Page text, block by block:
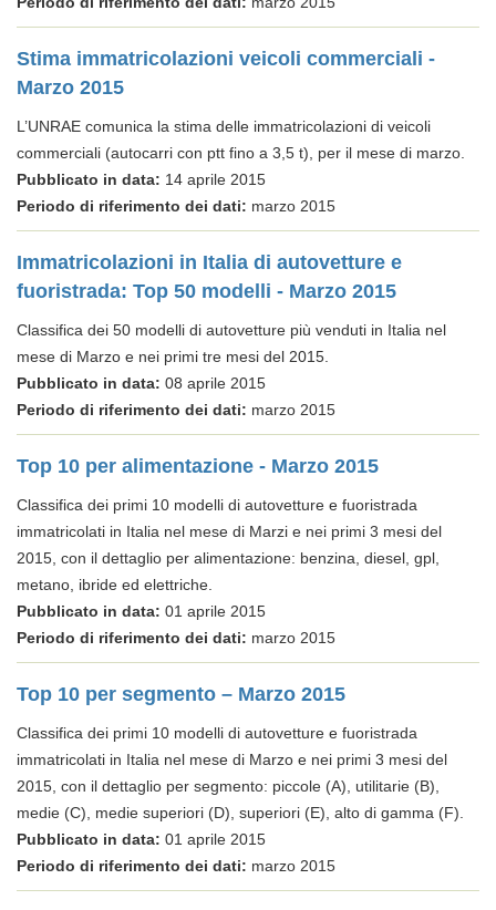
Stima immatricolazioni veicoli commerciali -
Marzo 2015
L’UNRAE comunica la stima delle immatricolazioni di veicoli
commerciali (autocarri con ptt fino a 3,5 t), per il mese di marzo.
Pubblicato in data: 14 aprile 2015
Periodo di riferimento dei dati: marzo 2015
Immatricolazioni in Italia di autovetture e
fuoristrada: Top 50 modelli - Marzo 2015
Classifica dei 50 modelli di autovetture più venduti in Italia nel
mese di Marzo e nei primi tre mesi del 2015.
Pubblicato in data: 08 aprile 2015
Periodo di riferimento dei dati: marzo 2015
Top 10 per alimentazione - Marzo 2015
Classifica dei primi 10 modelli di autovetture e fuoristrada
immatricolati in Italia nel mese di Marzi e nei primi 3 mesi del
2015, con il dettaglio per alimentazione: benzina, diesel, gpl,
metano, ibride ed elettriche.
Pubblicato in data: 01 aprile 2015
Periodo di riferimento dei dati: marzo 2015
Top 10 per segmento – Marzo 2015
Classifica dei primi 10 modelli di autovetture e fuoristrada
immatricolati in Italia nel mese di Marzo e nei primi 3 mesi del
2015, con il dettaglio per segmento: piccole (A), utilitarie (B),
medie (C), medie superiori (D), superiori (E), alto di gamma (F).
Pubblicato in data: 01 aprile 2015
Periodo di riferimento dei dati: marzo 2015